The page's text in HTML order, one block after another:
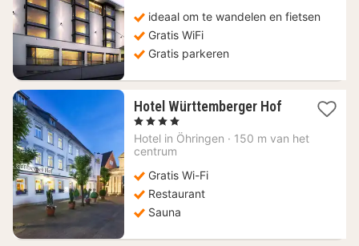
ideaal om te wandelen en fietsen
Gratis WiFi
Gratis parkeren
Hotel Württemberger Hof1
vanaf
, 4 Sterren
Hotel in Öhringen · 150 m van het
centrum
Gratis Wi-Fi
Restaurant
Sauna